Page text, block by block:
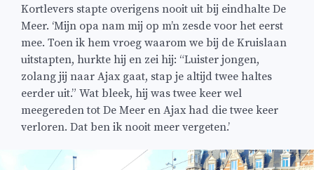
Kortlevers stapte overigens nooit uit bij eindhalte De
Meer. ‘Mijn opa nam mij op m’n zesde voor het eerst
mee. Toen ik hem vroeg waarom we bij de Kruislaan
uitstapten, hurkte hij en zei hij: “Luister jongen,
zolang jij naar Ajax gaat, stap je altijd twee haltes
eerder uit.” Wat bleek, hij was twee keer wel
meegereden tot De Meer en Ajax had die twee keer
verloren. Dat ben ik nooit meer vergeten.’